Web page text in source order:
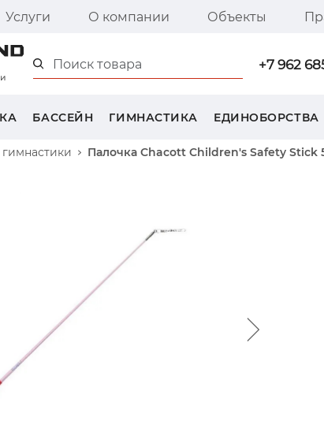
Услуги О компании Объекты
+7 962
БАССЕЙН ГИМНАСТИКА ЕДИНОБОРСТВА
Палочка Chacott Children's Safety Stick